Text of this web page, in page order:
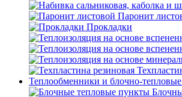
Паронит
Прокладки
Теплообменники и блочно-